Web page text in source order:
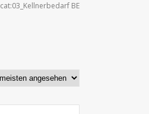
cat:03_Kellnerbedarf BE